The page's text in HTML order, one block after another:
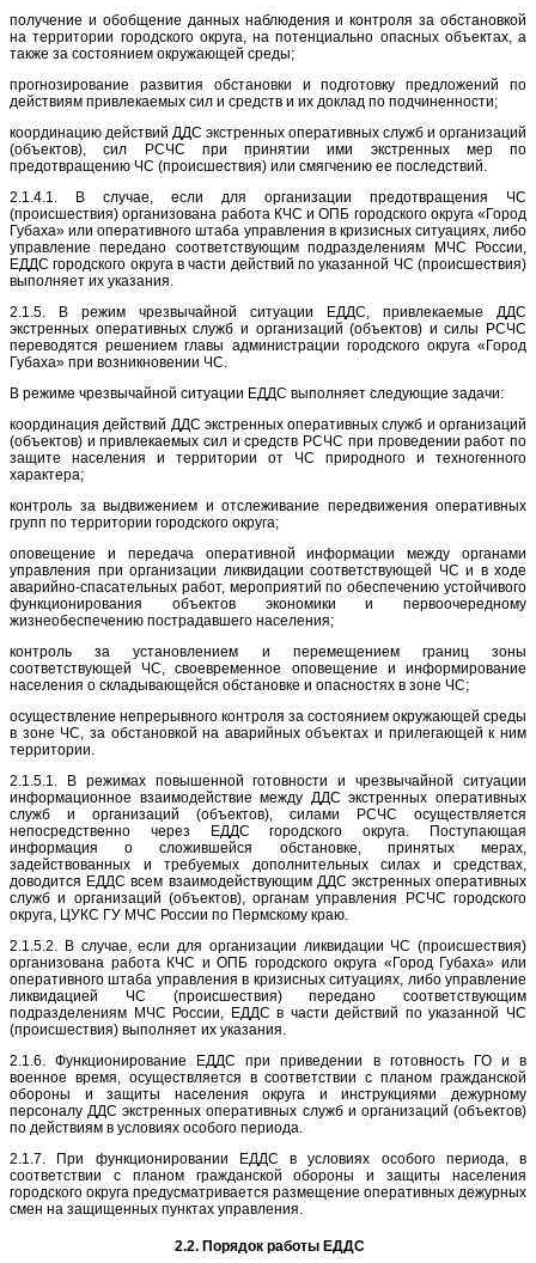
получение и обобщение данных наблюдения и контроля за обстановкой
на территории городского округа, на потенциально опасных объектах, а
также за состоянием окружающей среды;
прогнозирование развития обстановки и подготовку предложений по
действиям привлекаемых сил и средств и их доклад по подчиненности;
координацию действий ДДС экстренных оперативных служб и организаций
(объектов), сил РСЧС при принятии ими экстренных мер по
предотвращению ЧС (происшествия) или смягчению ее последствий.
2.1.4.1. В случае, если для организации предотвращения ЧС
(происшествия) организована работа КЧС и ОПБ городского округа «Город
Губаха» или оперативного штаба управления в кризисных ситуациях, либо
управление передано соответствующим подразделениям МЧС России,
ЕДДС городского округа в части действий по указанной ЧС (происшествия)
выполняет их указания.
2.1.5. В режим чрезвычайной ситуации ЕДДС, привлекаемые ДДС
экстренных оперативных служб и организаций (объектов) и силы РСЧС
переводятся решением главы администрации городского округа «Город
Губаха» при возникновении ЧС.
В режиме чрезвычайной ситуации ЕДДС выполняет следующие задачи:
координация действий ДДС экстренных оперативных служб и организаций
(объектов) и привлекаемых сил и средств РСЧС при проведении работ по
защите населения и территории от ЧС природного и техногенного
характера;
контроль за выдвижением и отслеживание передвижения оперативных
групп по территории городского округа;
оповещение и передача оперативной информации между органами
управления при организации ликвидации соответствующей ЧС и в ходе
аварийно-спасательных работ, мероприятий по обеспечению устойчивого
функционирования объектов экономики и первоочередному
жизнеобеспечению пострадавшего населения;
контроль за установлением и перемещением границ зоны
соответствующей ЧС, своевременное оповещение и информирование
населения о складывающейся обстановке и опасностях в зоне ЧС;
осуществление непрерывного контроля за состоянием окружающей среды
в зоне ЧС, за обстановкой на аварийных объектах и прилегающей к ним
территории.
2.1.5.1. В режимах повышенной готовности и чрезвычайной ситуации
информационное взаимодействие между ДДС экстренных оперативных
служб и организаций (объектов), силами РСЧС осуществляется
непосредственно через ЕДДС городского округа. Поступающая
информация о сложившейся обстановке, принятых мерах,
задействованных и требуемых дополнительных силах и средствах,
доводится ЕДДС всем взаимодействующим ДДС экстренных оперативных
служб и организаций (объектов), органам управления РСЧС городского
округа, ЦУКС ГУ МЧС России по Пермскому краю.
2.1.5.2. В случае, если для организации ликвидации ЧС (происшествия)
организована работа КЧС и ОПБ городского округа «Город Губаха» или
оперативного штаба управления в кризисных ситуациях, либо управление
ликвидацией ЧС (происшествия) передано соответствующим
подразделениям МЧС России, ЕДДС в части действий по указанной ЧС
(происшествия) выполняет их указания.
2.1.6. Функционирование ЕДДС при приведении в готовность ГО и в
военное время, осуществляется в соответствии с планом гражданской
обороны и защиты населения округа и инструкциями дежурному
персоналу ДДС экстренных оперативных служб и организаций (объектов)
по действиям в условиях особого периода.
2.1.7. При функционировании ЕДДС в условиях особого периода, в
соответствии с планом гражданской обороны и защиты населения
городского округа предусматривается размещение оперативных дежурных
смен на защищенных пунктах управления.
2.2. Порядок работы ЕДДС